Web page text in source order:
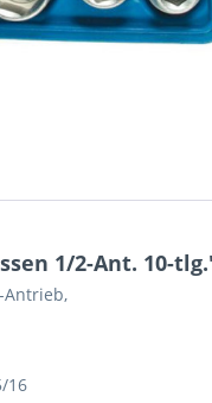
1/2-Ant. 10-
Antrieb,
16